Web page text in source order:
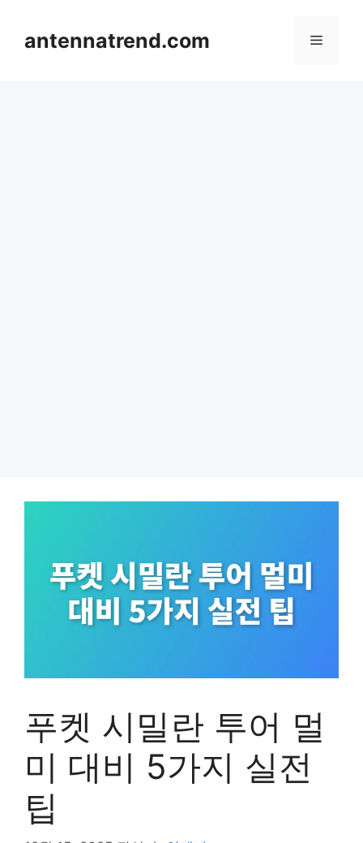
antennatrend.com 메
푸켓 시밀란 투어 멀
미 대비 5가지 실전
팁